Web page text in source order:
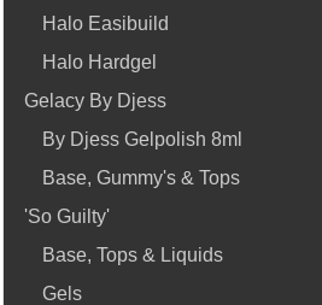
Halo Easibuild
Halo Hardgel
Gelacy By Djess
By Djess Gelpolish 8ml
Base, Gummy's & Tops
'So Guilty'
Base, Tops & Liquids
Gels